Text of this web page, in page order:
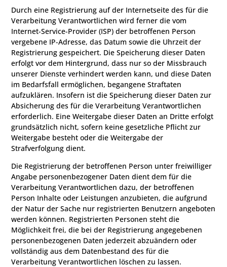
Durch eine Registrierung auf der Internetseite des für die
Verarbeitung Verantwortlichen wird ferner die vom
Internet-Service-Provider (ISP) der betroffenen Person
vergebene IP-Adresse, das Datum sowie die Uhrzeit der
Registrierung gespeichert. Die Speicherung dieser Daten
erfolgt vor dem Hintergrund, dass nur so der Missbrauch
unserer Dienste verhindert werden kann, und diese Daten
im Bedarfsfall ermöglichen, begangene Straftaten
aufzuklären. Insofern ist die Speicherung dieser Daten zur
Absicherung des für die Verarbeitung Verantwortlichen
erforderlich. Eine Weitergabe dieser Daten an Dritte erfolgt
grundsätzlich nicht, sofern keine gesetzliche Pflicht zur
Weitergabe besteht oder die Weitergabe der
Strafverfolgung dient.
Die Registrierung der betroffenen Person unter freiwilliger
Angabe personenbezogener Daten dient dem für die
Verarbeitung Verantwortlichen dazu, der betroffenen
Person Inhalte oder Leistungen anzubieten, die aufgrund
der Natur der Sache nur registrierten Benutzern angeboten
werden können. Registrierten Personen steht die
Möglichkeit frei, die bei der Registrierung angegebenen
personenbezogenen Daten jederzeit abzuändern oder
vollständig aus dem Datenbestand des für die
Verarbeitung Verantwortlichen löschen zu lassen.